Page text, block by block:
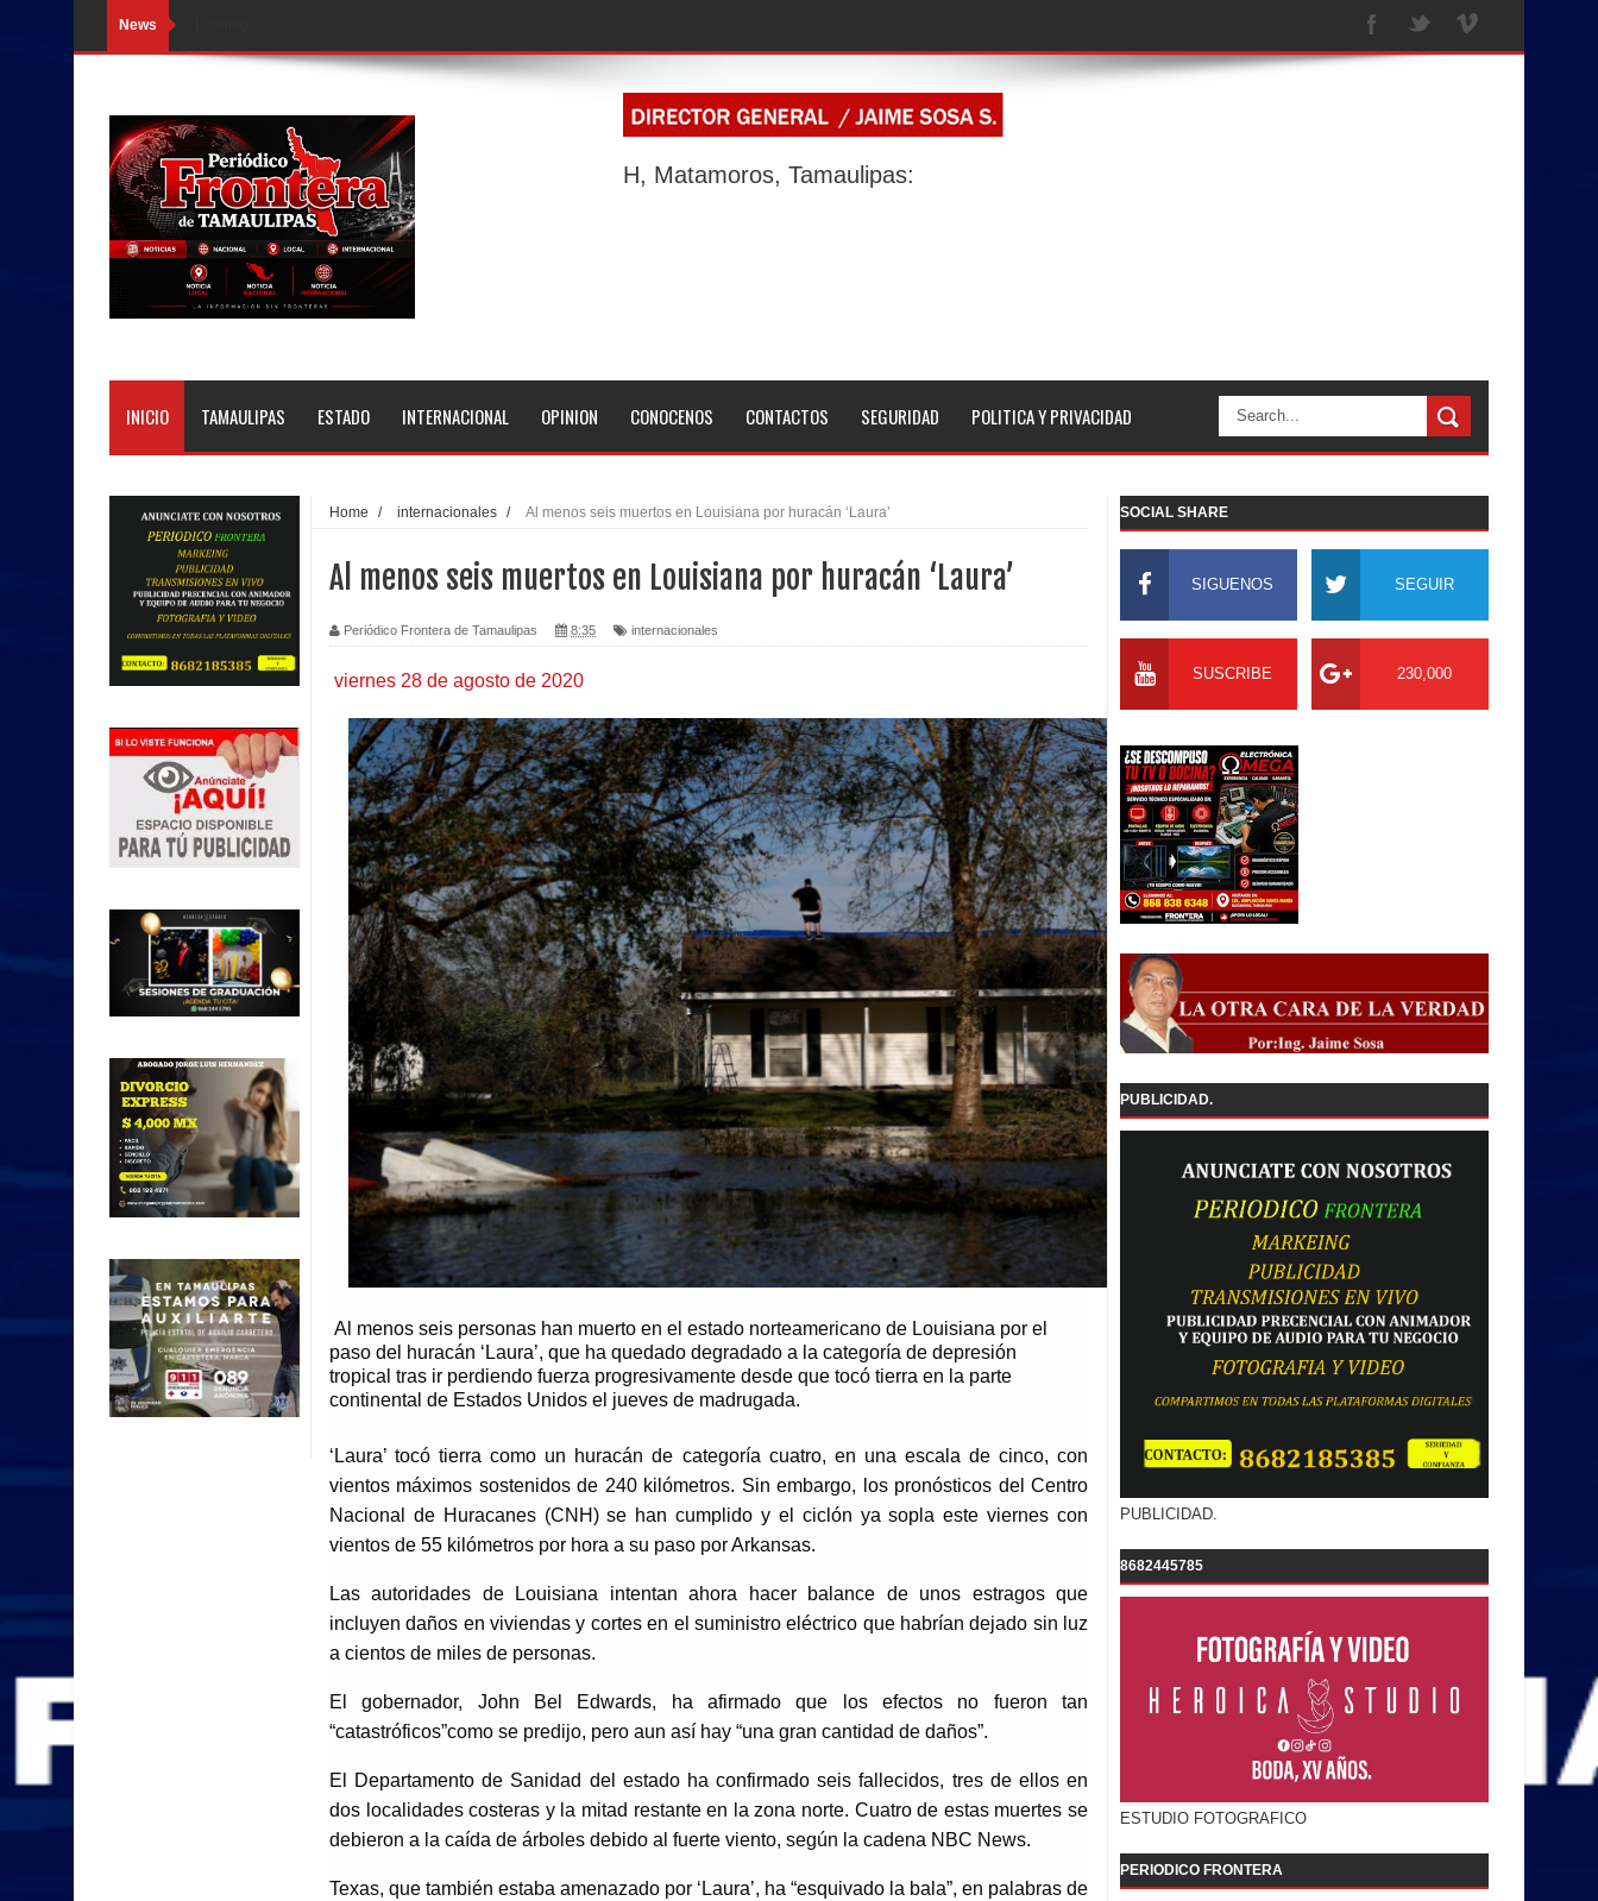
News
H, Matamoros, Tamaulipas:
INICIO TAMAULIPAS ESTADO INTERNACIONAL OPINION CONOCENOS CONTACTOS SEGURIDAD POLITICA Y PRIVACIDAD
Home / internacionales / Al menos seis muertos en Louisiana por huracán ‘Laura’
Al menos seis muertos en Louisiana por huracán ‘Laura’
Periódico Frontera de Tamaulipas 8:35 internacionales
viernes 28 de agosto de 2020
Al menos seis personas han muerto en el estado norteamericano de Louisiana por el
paso del huracán ‘Laura’, que ha quedado degradado a la categoría de depresión
tropical tras ir perdiendo fuerza progresivamente desde que tocó tierra en la parte
continental de Estados Unidos el jueves de madrugada.
‘Laura’ tocó tierra como un huracán de categoría cuatro, en una escala de cinco, con
vientos máximos sostenidos de 240 kilómetros. Sin embargo, los pronósticos del Centro
Nacional de Huracanes (CNH) se han cumplido y el ciclón ya sopla este viernes con
vientos de 55 kilómetros por hora a su paso por Arkansas.
Las autoridades de Louisiana intentan ahora hacer balance de unos estragos que
incluyen daños en viviendas y cortes en el suministro eléctrico que habrían dejado sin luz
a cientos de miles de personas.
El gobernador, John Bel Edwards, ha afirmado que los efectos no fueron tan
“catastróficos”como se predijo, pero aun así hay “una gran cantidad de daños”.
El Departamento de Sanidad del estado ha confirmado seis fallecidos, tres de ellos en
dos localidades costeras y la mitad restante en la zona norte. Cuatro de estas muertes se
debieron a la caída de árboles debido al fuerte viento, según la cadena NBC News.
Texas, que también estaba amenazado por ‘Laura’, ha “esquivado la bala”, en palabras de
SOCIAL SHARE
SIGUENOS SEGUIR
SUSCRIBE 230,000
PUBLICIDAD.
PUBLICIDAD.
8682445785
ESTUDIO FOTOGRAFICO
PERIODICO FRONTERA